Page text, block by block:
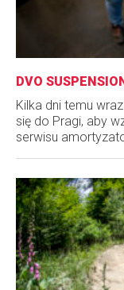
DVO
Kilka dni temu
się do Pragi, aby
serwisu